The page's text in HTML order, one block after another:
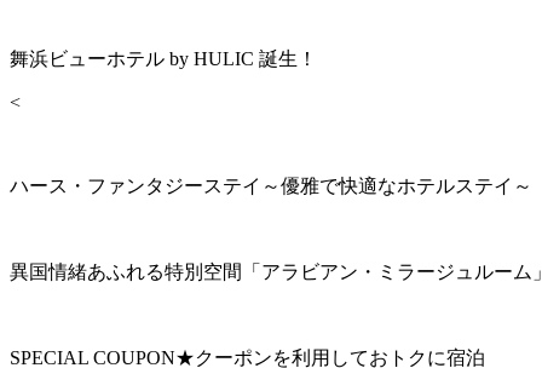
舞浜ビューホテル by HULIC 誕生！
<
ハース・ファンタジーステイ～優雅で快適なホテルステイ～
異国情緒あふれる特別空間「アラビアン・ミラージュルーム
SPECIAL COUPON★クーポンを利用しておトクに宿泊